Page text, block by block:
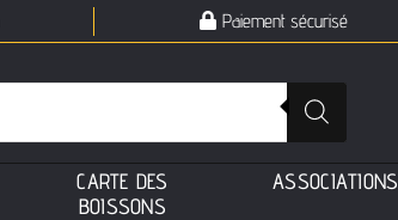
Paiement sécurisé
CARTE DES
BOISSONS
ASSOCIATIONS